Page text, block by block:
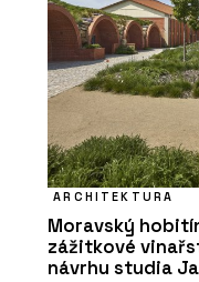
ARCHITEKTURA
Moravský
zážitkové
návrhu studia